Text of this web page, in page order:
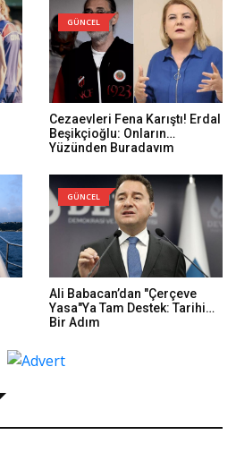
GÜNCEL
Cezaevleri Fena Karıştı! Erdal
Beşikçioğlu: Onların
Yüzünden Buradayım
GÜNCEL
Ali Babacan’dan "Çerçeve
Yasa"ya Tam Destek: Tarihi
Bir Adım